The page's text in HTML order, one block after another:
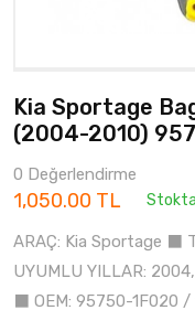
Kia Sportage
(2004-2010)
0 Değerlendirme
1,050.00 TL
ARAÇ: Kia Sportage ⬛
UYUMLU YILLAR:
⬛ OEM: 95750-1F020